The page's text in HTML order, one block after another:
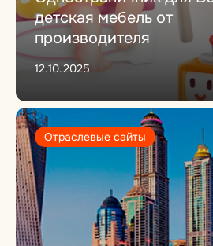
детская мебель от
производителя
12.10.2025
Отраслевые сайты